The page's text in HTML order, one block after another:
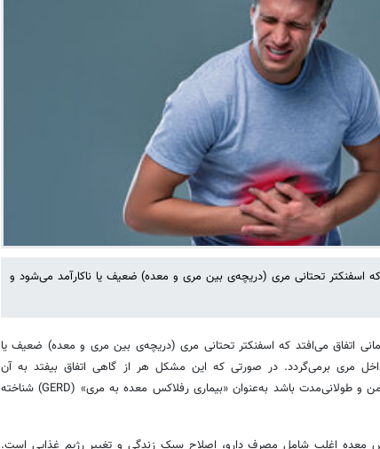
اسفنکتر تحتانی مری (دریچه‌ی بین مری و معده) ضعیف یا ناکارآمد می‌شود و
اتفاق می‌افتد که اسفنکتر تحتانی مری (دریچه‌ی بین مری و معده) ضعیف یا
مری برمی‌گردد. در صورتی که این مشکل هر از گاهی اتفاق بیفتد به آن
«رفلاکس اسید» می‌گویند، اما اگر مزمن و طولانی‌مدت باشد به‌عنوان «بیماری رفلاکس معده به مری» (GERD) شناخته